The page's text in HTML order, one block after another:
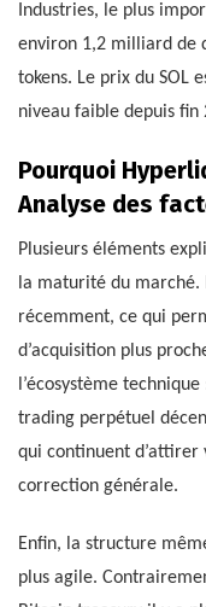
Industries, le plus
environ 1,2 milliard de
tokens. Le prix du SOL
niveau faible depuis fin
Pourquoi
Analyse des
Plusieurs éléments
la maturité du marché.
récemment, ce qui
d’acquisition plus
l’écosystème
trading perpétuel
qui continuent
correction générale.
Enfin, la structure
plus agile.